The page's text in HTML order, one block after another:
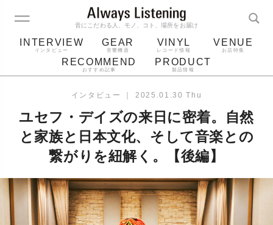
音にこだわる人、モノ、コト、場所をお届け
INTERVIEW
インタビュー
GEAR
音響機器
VINYL
レコード情報
VENUE
お店特集
RECOMMEND
おすすめ記事
PRODUCT
製品情報
bluetooth アルバム
レコード針
インタビュー ｜ 2025.01.30 Thu
ユセフ・デイズの来日に密着。自然
と家族と日本文化、そして音楽との
繋がりを紐解く。【後編】